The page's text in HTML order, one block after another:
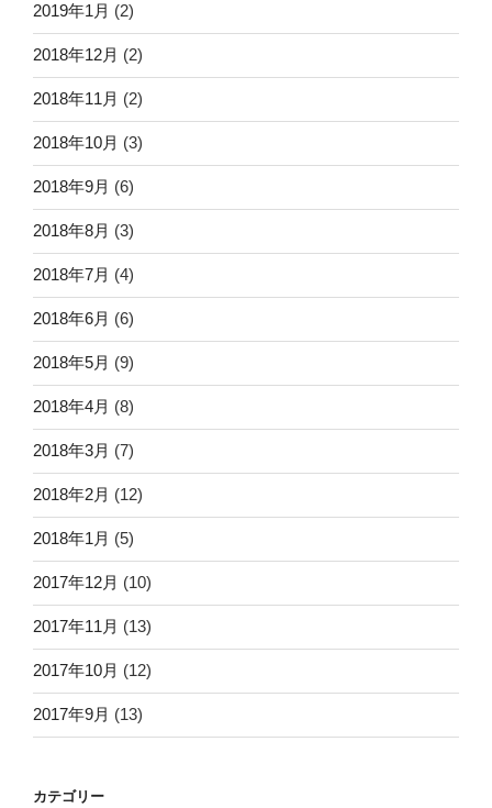
2019年1月 (2)
2018年12月 (2)
2018年11月 (2)
2018年10月 (3)
2018年9月 (6)
2018年8月 (3)
2018年7月 (4)
2018年6月 (6)
2018年5月 (9)
2018年4月 (8)
2018年3月 (7)
2018年2月 (12)
2018年1月 (5)
2017年12月 (10)
2017年11月 (13)
2017年10月 (12)
2017年9月 (13)
カテゴリー